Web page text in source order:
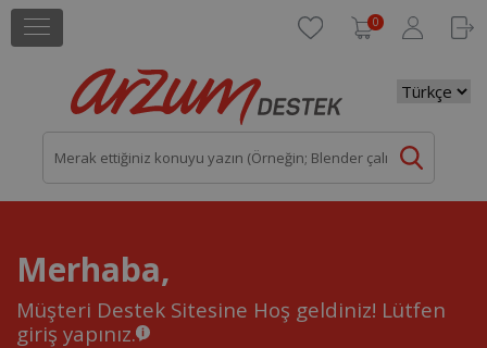
0
Merhaba,
Müşteri Destek Sitesine Hoş geldiniz! Lütfen
giriş yapınız.